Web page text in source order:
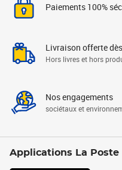
Paiements 100%
Livraison offerte
Hors livres et hors
Nos engagements
sociétaux et
Applications La Poste